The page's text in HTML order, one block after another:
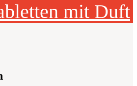
mit Duft